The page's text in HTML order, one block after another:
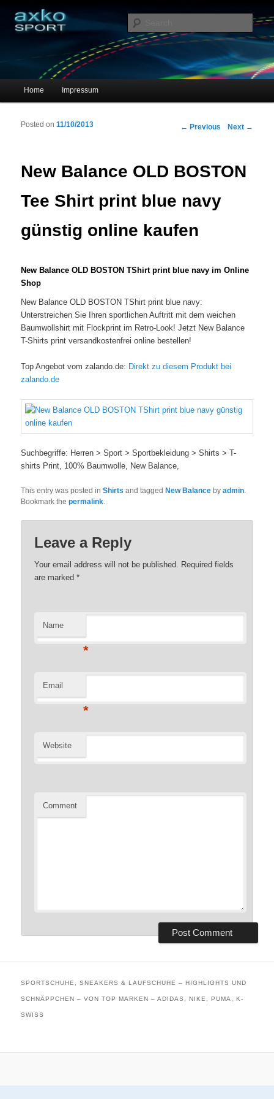
axko-sport – Sportschuhe online
Main menu
Skip to primary content
Skip to secondary content
Home Impressum
Post navigation
← Previous Next →
New Balance OLD BOSTON
Tee Shirt print blue navy
günstig online kaufen
Posted on11/10/2013
New Balance OLD BOSTON TShirt print blue navy im Online
Shop
New Balance OLD BOSTON TShirt print blue navy:
Unterstreichen Sie Ihren sportlichen Auftritt mit dem weichen
Baumwollshirt mit Flockprint im Retro-Look! Jetzt New Balance
T-Shirts print versandkostenfrei online bestellen!
Top Angebot vom zalando.de: Direkt zu diesem Produkt bei
zalando.de
Suchbegriffe: Herren > Sport > Sportbekleidung > Shirts > T-
shirts Print, 100% Baumwolle, New Balance,
This entry was posted inShirts and taggedNew Balance byadmin.
Bookmark thepermalink.
Leave a Reply
Your email address will not be published. Required fields
are marked*
Name
*
Email
*
Website
Comment
SPORTSCHUHE, SNEAKERS & LAUFSCHUHE – HIGHLIGHTS UND
SCHNÄPPCHEN – VON TOP MARKEN – ADIDAS, NIKE, PUMA, K-
SWISS